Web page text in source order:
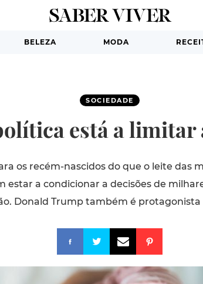
BELEZA MODA
SOCIEDADE
está a limitar
os recém-nascidos do que o leite das
estar a condicionar a decisões de
Donald Trump também é protagonista